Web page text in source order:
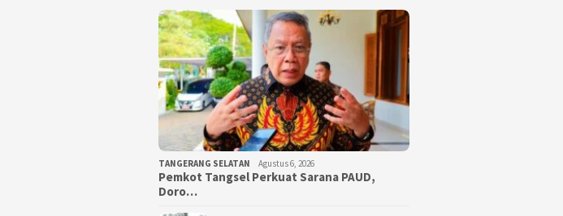
TANGERANG SELATAN Agustus 6, 2026
Pemkot Tangsel Perkuat Sarana PAUD,
Doro…